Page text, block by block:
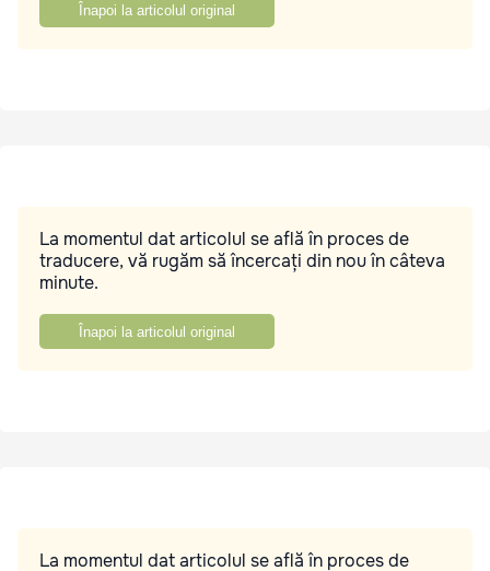
Înapoi la articolul original
La momentul dat articolul se află în proces de
traducere, vă rugăm să încercați din nou în câteva
minute.
Înapoi la articolul original
La momentul dat articolul se află în proces de